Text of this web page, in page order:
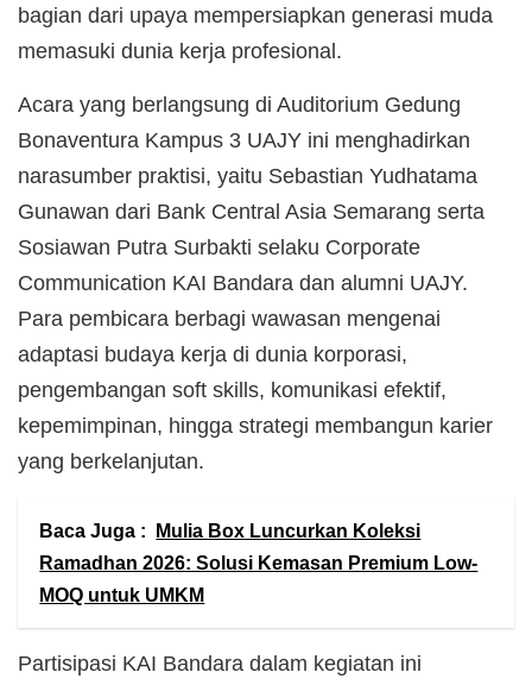
bagian dari upaya mempersiapkan generasi muda
memasuki dunia kerja profesional.
Acara yang berlangsung di Auditorium Gedung
Bonaventura Kampus 3 UAJY ini menghadirkan
narasumber praktisi, yaitu Sebastian Yudhatama
Gunawan dari Bank Central Asia Semarang serta
Sosiawan Putra Surbakti selaku Corporate
Communication KAI Bandara dan alumni UAJY.
Para pembicara berbagi wawasan mengenai
adaptasi budaya kerja di dunia korporasi,
pengembangan soft skills, komunikasi efektif,
kepemimpinan, hingga strategi membangun karier
yang berkelanjutan.
Baca Juga :
Mulia Box Luncurkan Koleksi
Ramadhan 2026: Solusi Kemasan Premium Low-
MOQ untuk UMKM
Partisipasi KAI Bandara dalam kegiatan ini